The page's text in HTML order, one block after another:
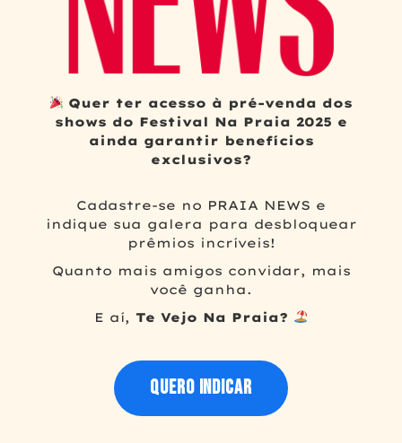
Quer ter acesso à pré-venda dos
shows do Festival Na Praia 2025 e
ainda garantir benefícios
exclusivos?
Cadastre-se no PRAIA NEWS e
indique sua galera para desbloquear
prêmios incríveis!
Quanto mais amigos convidar, mais
você ganha.
E aí, Te Vejo Na Praia?
QUERO INDICAR